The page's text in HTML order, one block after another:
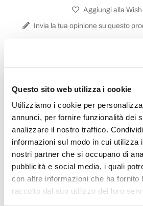
Questo sito web utilizza i cookie
Utilizziamo i cookie per
annunci, per fornire funzionalità dei
analizzare il nostro traffico.
informazioni sul modo in cui utilizza
nostri partner che si occupano di
pubblicità e social media, i quali
con altre informazioni che ha fornito
raccolto dal suo utilizzo dei loro
Aggiungi alla Wish
Invia la tua opinione su questo